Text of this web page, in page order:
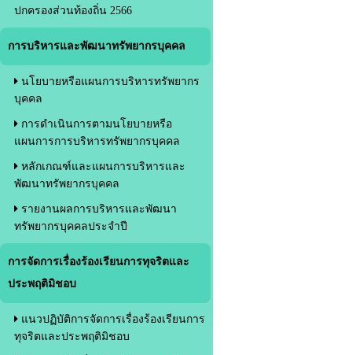
ปกครองส่วนท้องถิ่น 2566
การบริหารและพัฒนาทรัพยากรบุคคล
นโยบายหรือแผนการบริหารทรัพยากร
บุคคล
การดำเนินการตามนโยบายหรือ
แผนการการบริหารทรัพยากรบุคคล
หลักเกณฑ์และแผนการบริหารและ
พัฒนาทรัพยากรบุคคล
รายงานผลการบริหารและพัฒนา
ทรัพยากรบุคคลประจำปี
การจัดการเรื่องร้องเรียนการทุจริตและ
ประพฤติมิชอบ
แนวปฏิบัติการจัดการเรื่องร้องเรียนการ
ทุจริตและประพฤติมิชอบ